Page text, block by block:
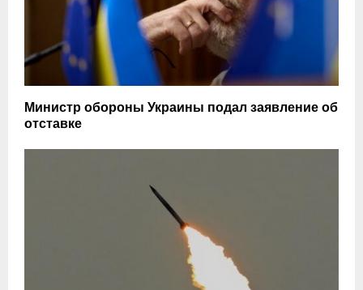
Министр обороны Украины подал заявление об
отставке